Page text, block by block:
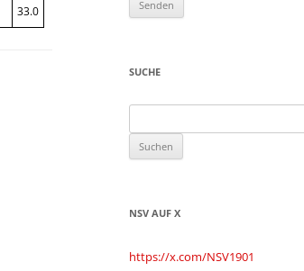
33.0
SUCHE
nach:
NSV AUF X
https://x.com/NSV1901